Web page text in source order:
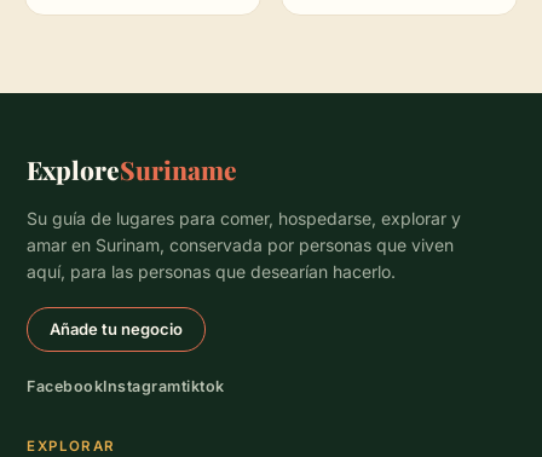
ExploreSuriname
Su guía de lugares para comer, hospedarse, explorar y
amar en Surinam, conservada por personas que viven
aquí, para las personas que desearían hacerlo.
Añade tu negocio
FacebookInstagramtiktok
EXPLORAR